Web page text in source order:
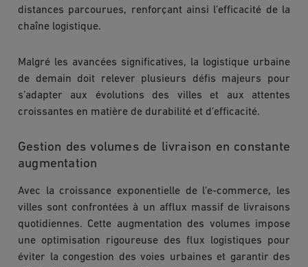
distances parcourues, renforçant ainsi l’efficacité de la
chaîne logistique.
Malgré les avancées significatives, la logistique urbaine
de demain doit relever plusieurs défis majeurs pour
s’adapter aux évolutions des villes et aux attentes
croissantes en matière de durabilité et d’efficacité.
Gestion des volumes de livraison en constante
augmentation
Avec la croissance exponentielle de l’e-commerce, les
villes sont confrontées à un afflux massif de livraisons
quotidiennes. Cette augmentation des volumes impose
une optimisation rigoureuse des flux logistiques pour
éviter la congestion des voies urbaines et garantir des